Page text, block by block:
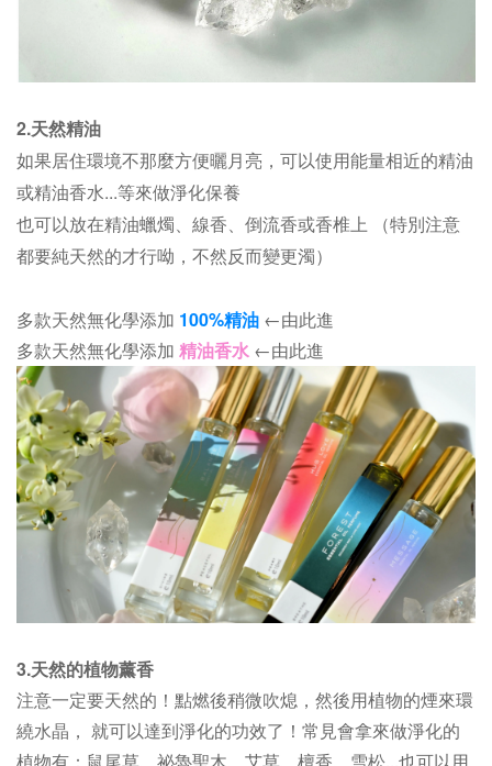
2.天然精油
如果居住環境不那麼方便曬月亮，可以使用能量相近的精油
或精油香水...等來做淨化保養
也可以放在精油蠟燭、線香、倒流香或香椎上 （特別注意
都要純天然的才行呦，不然反而變更濁）
多款天然無化學添加 100%精油 ←由此進
多款天然無化學添加 精油香水 ←由此進
3.天然的植物薰香
注意一定要天然的！點燃後稍微吹熄，然後用植物的煙來環
繞水晶， 就可以達到淨化的功效了！常見會拿來做淨化的